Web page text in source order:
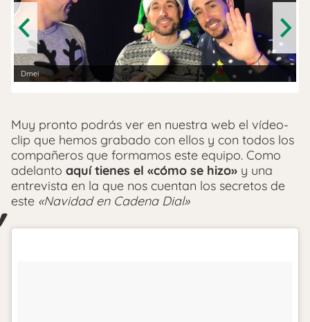
Dmei
Previous
Next
Muy pronto podrás ver en nuestra web el vídeo-
clip que hemos grabado con ellos y con todos los
compañeros que formamos este equipo. Como
adelanto aquí tienes el «cómo se hizo» y una
entrevista en la que nos cuentan los secretos de
este «Navidad en Cadena Dial»